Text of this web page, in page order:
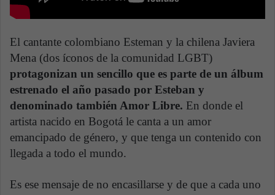
El cantante colombiano Esteman y la chilena Javiera
Mena (dos íconos de la comunidad LGBT)
protagonizan un sencillo que es parte de un álbum
estrenado el año pasado por Esteban y
denominado también Amor Libre. En donde el
artista nacido en Bogotá le canta a un amor
emancipado de género, y que tenga un contenido con
llegada a todo el mundo.
Es ese mensaje de no encasillarse y de que a cada uno